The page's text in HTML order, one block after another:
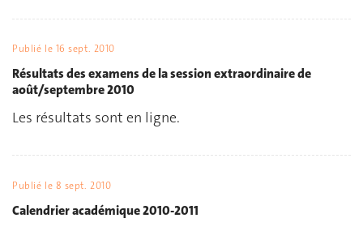
Publié le 16 sept. 2010
Résultats des examens de la session extraordinaire de
août/septembre 2010
Les résultats sont en ligne.
Publié le 8 sept. 2010
Calendrier académique 2010-2011